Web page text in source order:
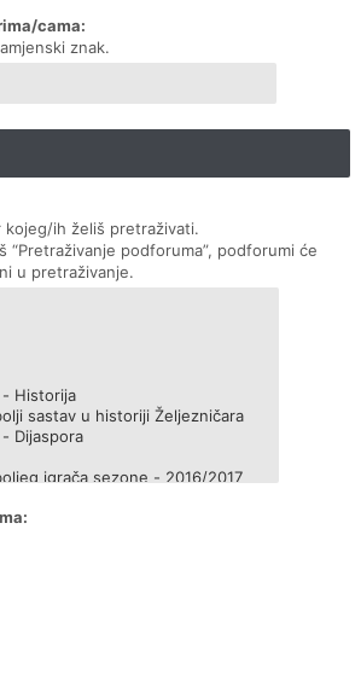
cama:
znak.
ih želiš pretraživati.
“Pretraživanje podforuma”, podforumi će
u pretraživanje.